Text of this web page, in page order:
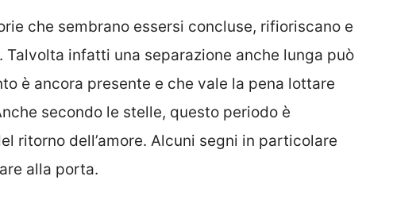
che sembrano essersi concluse, rifioriscano e
infatti una separazione anche lunga può
è ancora presente e che vale la pena lottare
secondo le stelle, questo periodo è
ritorno dell’amore. Alcuni segni in particolare
alla porta.